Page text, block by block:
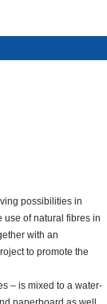
possibilities in
use of natural fibres in
with an
to promote the
– is mixed to a water-